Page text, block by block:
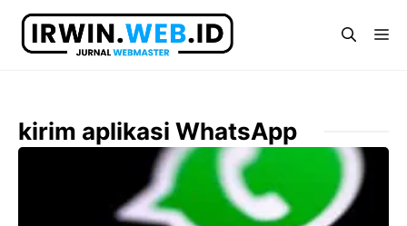
Langsung
kirim aplikasi WhatsApp